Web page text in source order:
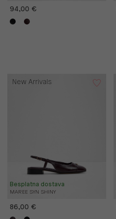
94,00 €
MAREE SYN SHINY
Besplatna dostava
New Arrivals
86,00 €